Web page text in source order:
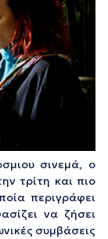
σινεμά, ο
τρίτη και πιο
περιγράφει
να ζήσει
συμβάσεις